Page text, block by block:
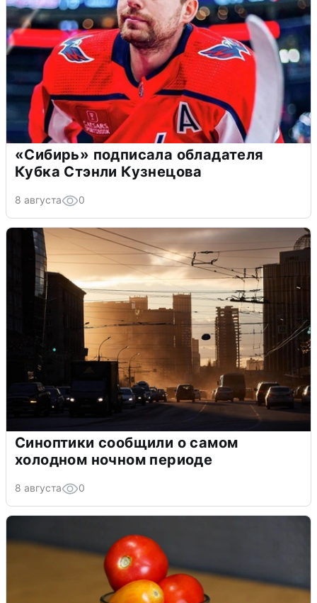
«Сибирь» подписала обладателя
Кубка Стэнли Кузнецова
8 августа 0
Синоптики сообщили о самом
холодном ночном периоде
8 августа 0